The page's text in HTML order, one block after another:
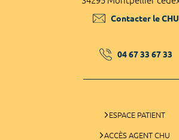
Contacter le CHU
04 67 33 67 33
ESPACE PATIENT
ACCÈS AGENT CHU